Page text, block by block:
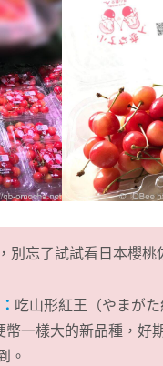
別忘了試試看日本櫻桃
吃山形紅王（やまがた
幣一樣大的新品種，好
。